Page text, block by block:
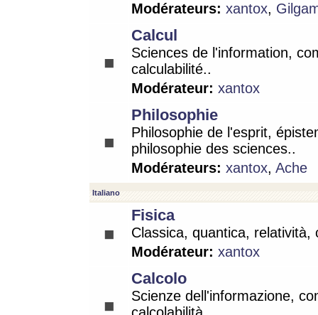
Modérateurs: xantox,
Calcul
Sciences de l'information,
calculabilité..
Modérateur: xantox
Philosophie
Philosophie de l'esprit,
philosophie des sciences..
Modérateurs: xantox, Ache
Italiano
Fisica
Classica, quantica, relatività,
Modérateur: xantox
Calcolo
Scienze dell'informazione,